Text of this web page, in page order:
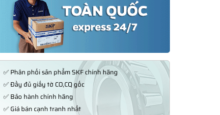
✅ Phân phối sản phẩm SKF chính hãng
✅ Đầy đủ giấy tờ CO,CQ gốc
✅ Bảo hành chính hãng
✅ Giá bán cạnh tranh nhất